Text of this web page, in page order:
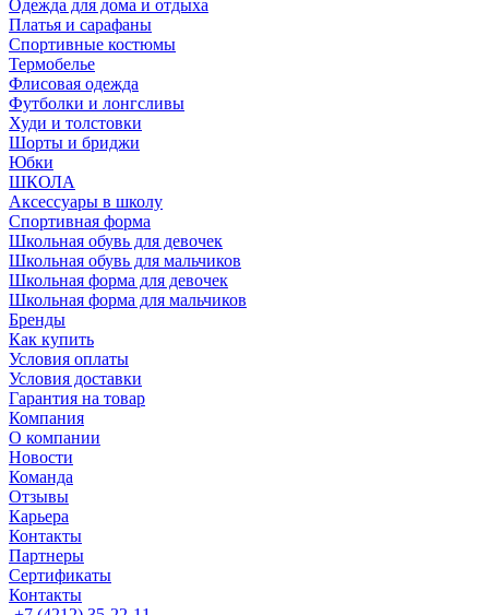
Одежда для дома и отдыха
Платья и сарафаны
Спортивные костюмы
Термобелье
Флисовая одежда
Футболки и лонгсливы
Худи и толстовки
Шорты и бриджи
Юбки
ШКОЛА
Аксессуары в школу
Спортивная форма
Школьная обувь для девочек
Школьная обувь для мальчиков
Школьная форма для девочек
Школьная форма для мальчиков
Бренды
Как купить
Условия оплаты
Условия доставки
Гарантия на товар
Компания
О компании
Новости
Команда
Отзывы
Карьера
Контакты
Партнеры
Сертификаты
Контакты